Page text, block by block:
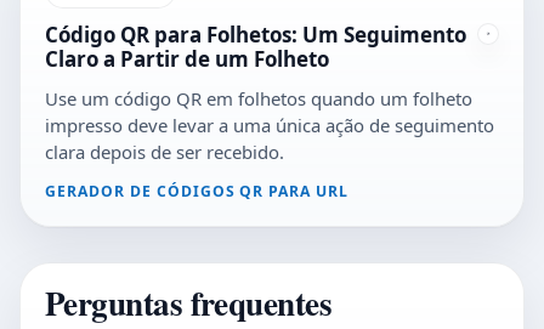
Código QR para Folhetos: Um Seguimento
Claro a Partir de um Folheto
Use um código QR em folhetos quando um folheto
impresso deve levar a uma única ação de seguimento
clara depois de ser recebido.
GERADOR DE CÓDIGOS QR PARA URL
Perguntas frequentes